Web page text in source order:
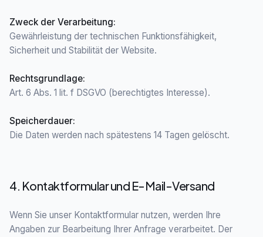
Zweck der Verarbeitung:
Gewährleistung der technischen Funktionsfähigkeit,
Sicherheit und Stabilität der Website.
Rechtsgrundlage:
Art. 6 Abs. 1 lit. f DSGVO (berechtigtes Interesse).
Speicherdauer:
Die Daten werden nach spätestens 14 Tagen gelöscht.
4. Kontaktformular und E-Mail-Versand
Wenn Sie unser Kontaktformular nutzen, werden Ihre
Angaben zur Bearbeitung Ihrer Anfrage verarbeitet. Der